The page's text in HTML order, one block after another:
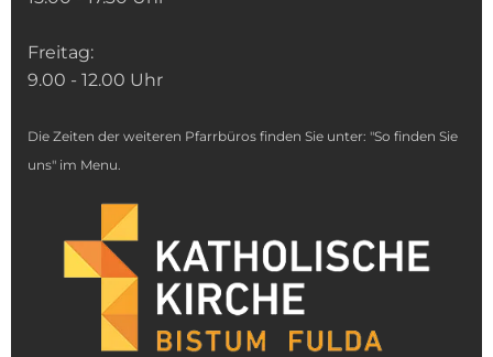
Freitag:
9.00 - 12.00 Uhr
Die Zeiten der weiteren Pfarrbüros finden Sie unter: "So finden Sie
uns" im Menu.